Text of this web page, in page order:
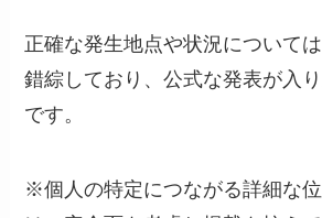
正確な発生地点や状況について
錯綜しており、公式な発表が入
です。
※個人の特定につながる詳細な